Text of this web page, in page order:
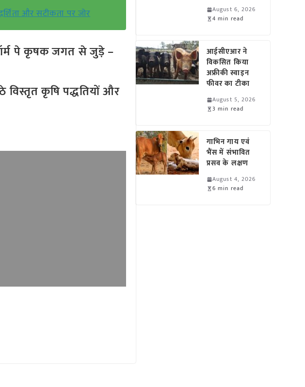
और सटीकता पर जोर
पे कृषक जगत से जुड़े –
विस्तृत कृषि पद्धतियों और
August 6, 2026
4 min read
आईसीएआर ने
विकसित किया
अफ्रीकी स्वाइन
फीवर का टीका
August 5, 2026
3 min read
गाभिन गाय एवं
भैंस में संभावित
प्रसव के लक्षण
August 4, 2026
6 min read